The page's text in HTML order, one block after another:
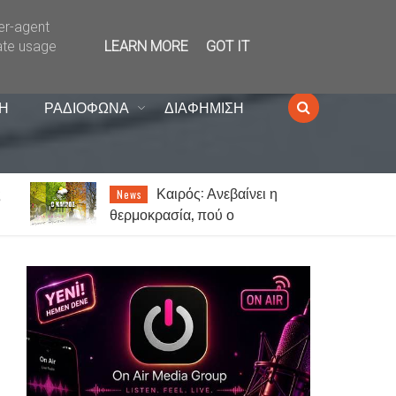
ΡΑΔΙΟΦΩΝΑ ΔΙΑΦΗΜΙΣΗ
Lifestyle
Πως λειτουργεί το
γυναικείο μυαλό σε σχέση με το
agent
usage
LEARN MORE GOT IT